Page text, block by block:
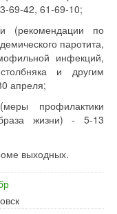
69-42, 61-69-10;
(рекомендации по
паротита,
инфекций,
и другим
апреля;
профилактики
жизни) - 5-13
выходных.